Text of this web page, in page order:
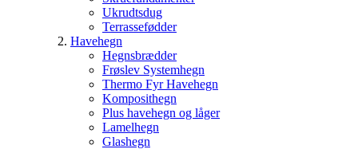
Ukrudtsdug
Terrassefødder
Havehegn
Hegnsbrædder
Frøslev Systemhegn
Thermo Fyr Havehegn
Komposithegn
Plus havehegn og låger
Lamelhegn
Glashegn